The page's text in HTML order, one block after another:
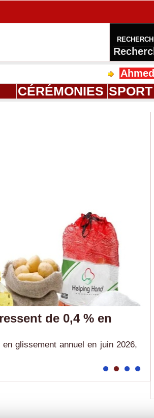
Ahmed Saloum
CÉRÉMONIES SPORT
de 0,4 % en
glissement annuel en juin 2026,